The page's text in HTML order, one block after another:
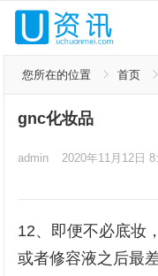
您所在的位置 首页
gnc化妆品
admin 2020年11月12日
12、即便不必底妆
或者修容液之后最